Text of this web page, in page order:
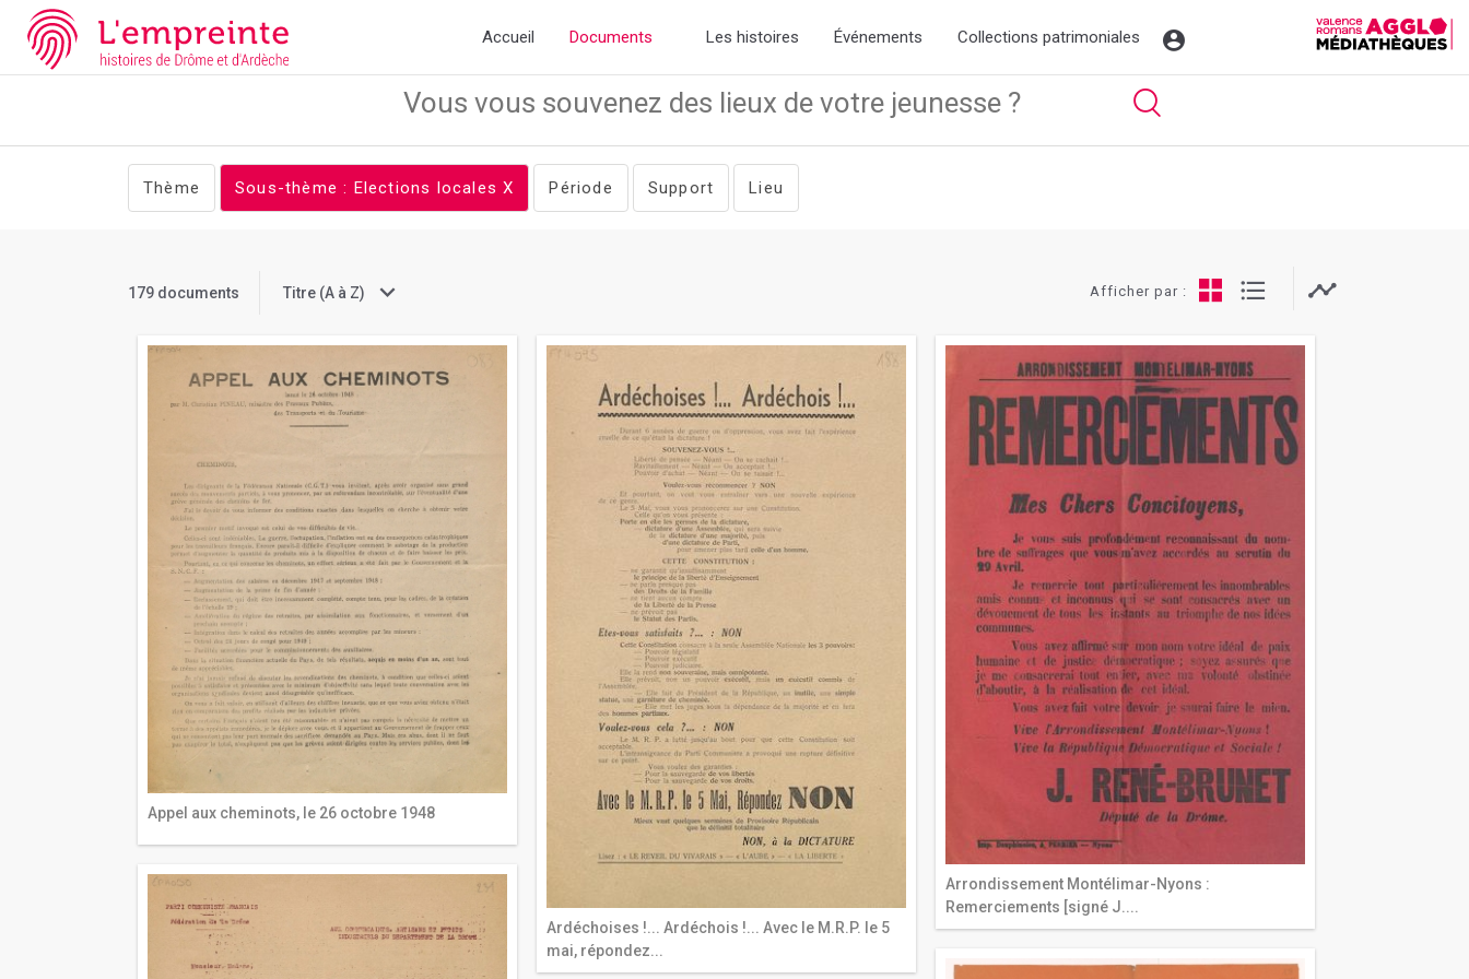
Array ( [slug] => documents [stheme] => Elections locales [clear] => exstheme )
Accueil Documents Les histoires Événements Collections patrimoniales
Thème Sous-thème : Elections localesX Période Support Lieu
179 documents Titre (A à Z) Afficher par :
Appel aux cheminots, le 26 octobre 1948
Ardéchoises !... Ardéchois !... Avec le M.R.P. le 5
mai, répondez...
Arrondissement Montélimar-Nyons :
Remerciements [signé J....